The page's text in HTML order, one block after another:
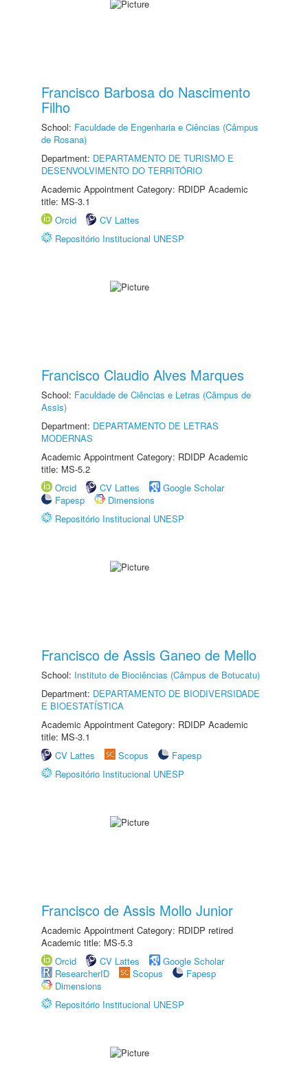
Francisco Barbosa do Nascimento
Filho
School: Faculdade de Engenharia e Ciências (Câmpus
de Rosana)
Department: DEPARTAMENTO DE TURISMO E
DESENVOLVIMENTO DO TERRITÓRIO
Academic Appointment Category: RDIDP Academic
title: MS-3.1
Orcid
CV Lattes
Repositório Institucional UNESP
Francisco Claudio Alves Marques
School: Faculdade de Ciências e Letras (Câmpus de
Assis)
Department: DEPARTAMENTO DE LETRAS
MODERNAS
Academic Appointment Category: RDIDP Academic
title: MS-5.2
Orcid
CV Lattes
Google Scholar
Fapesp
Dimensions
Repositório Institucional UNESP
Francisco de Assis Ganeo de Mello
School: Instituto de Biociências (Câmpus de Botucatu)
Department: DEPARTAMENTO DE BIODIVERSIDADE
E BIOESTATÍSTICA
Academic Appointment Category: RDIDP Academic
title: MS-3.1
CV Lattes
Scopus
Fapesp
Repositório Institucional UNESP
Francisco de Assis Mollo Junior
Academic Appointment Category: RDIDP retired
Academic title: MS-5.3
Orcid
CV Lattes
Google Scholar
ResearcherID
Scopus
Fapesp
Dimensions
Repositório Institucional UNESP